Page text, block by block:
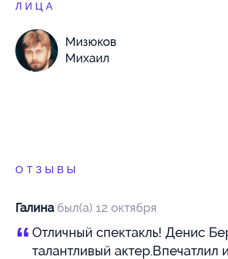
ЛИЦА
Мизюков
Михаил
ОТЗЫВЫ
Галинабыл(а) 12 октября
“ Отличный спектакль! Денис
талантливый актер.Впечатлил